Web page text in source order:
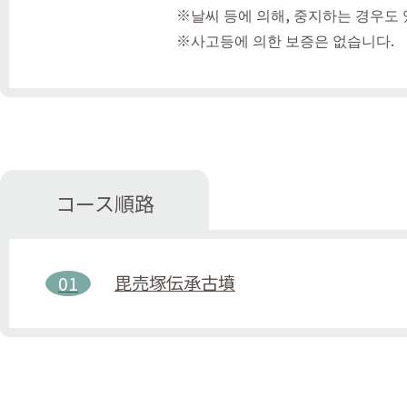
※날씨 등에 의해, 중지하는 경우도
※사고등에 의한 보증은 없습니다.
コース順路
01 毘売塚伝承古墳